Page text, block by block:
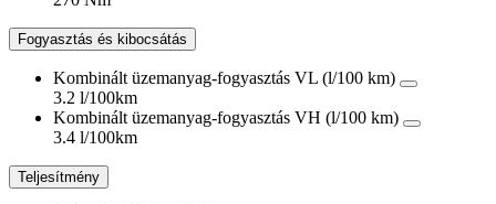
Fogyasztás és kibocsátás
Kombinált üzemanyag-fogyasztás VL (l/100 km)
3.2 l/100km
Kombinált üzemanyag-fogyasztás VH (l/100 km)
3.4 l/100km
Teljesítmény